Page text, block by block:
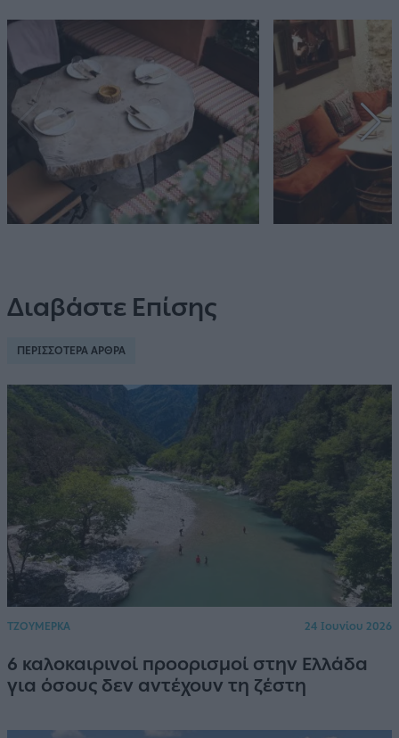
Διαβάστε Επίσης
ΠΕΡΙΣΣΟΤΕΡΑ ΑΡΘΡΑ
ΤΖΟΥΜΕΡΚΑ 24 Ιουνίου 2026
6 καλοκαιρινοί προορισμοί στην Ελλάδα
για όσους δεν αντέχουν τη ζέστη